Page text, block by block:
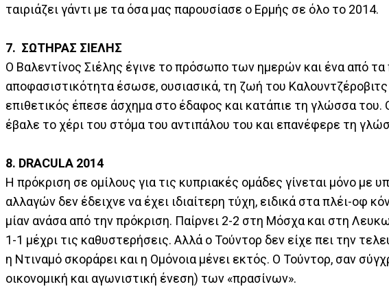
ταιριάζει γάντι με τα όσα μας παρουσίασε ο Ερμής σε όλο το 2014.
7. ΣΩΤΗΡΑΣ ΣΙΕΛΗΣ
Ο Βαλεντίνος Σιέλης έγινε το πρόσωπο των ημερών και ένα από
αποφασιστικότητα έσωσε, ουσιασικά, τη ζωή του
επιθετικός έπεσε άσχημα στο έδαφος και κατάπιε τη γλώσσα
έβαλε το χέρι του στόμα του αντιπάλου του και επανέφερε τη
8. DRACULA 2014
Η πρόκριση σε ομίλους για τις κυπριακές ομάδες γίνεται μόνο με
αλλαγών δεν έδειχνε να έχει ιδιαίτερη τύχη, ειδικά στα πλέι-οφ
μίαν ανάσα από την πρόκριση. Παίρνει 2-2 στη Μόσχα και στη
1-1 μέχρι τις καθυστερήσεις. Αλλά ο Τούντορ δεν είχε πει την
η Ντιναμό σκοράρει και η Ομόνοια μένει εκτός. Ο Τούντορ, σαν
οικονομική και αγωνιστική ένεση) των «πρασίνων».